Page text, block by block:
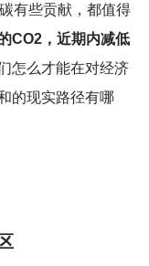
有些贡献，都值得
CO2，近期内减低
怎么才能在对经济
的现实路径有哪